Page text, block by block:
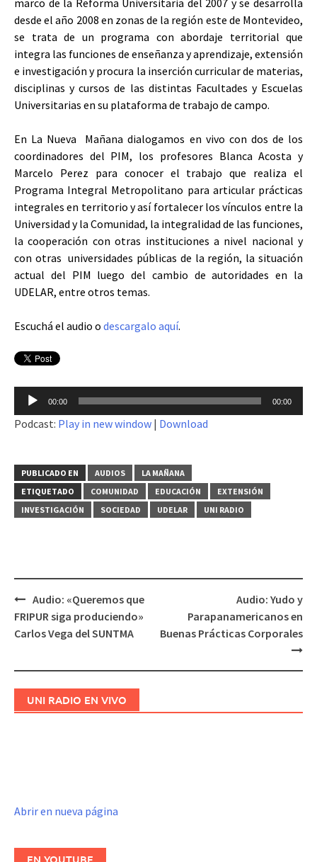
marco de la Reforma Universitaria del 2007 y se desarrolla
desde el año 2008 en zonas de la región este de Montevideo,
se trata de un programa con abordaje territorial que
integra las funciones de enseñanza y aprendizaje, extensión
e investigación y procura la inserción curricular de materias,
disciplinas y cursos de las distintas Facultades y Escuelas
Universitarias en su plataforma de trabajo de campo.
En La Nueva Mañana dialogamos en vivo con dos de los
coordinadores del PIM, los profesores Blanca Acosta y
Marcelo Perez para conocer el trabajo que realiza el
Programa Integral Metropolitano para articular prácticas
integrales en territorio y así fortalecer los vínculos entre la
Universidad y la Comunidad, la integralidad de las funciones,
la cooperación con otras instituciones a nivel nacional y
con otras universidades públicas de la región, la situación
actual del PIM luego del cambio de autoridades en la
UDELAR, entre otros temas.
Escuchá el audio o descargalo aquí.
Reproductor
de
audio
00:00 00:00
Podcast: Play in new window | Download
PUBLICADO EN AUDIOS
LA MAÑANA
ETIQUETADO
COMUNIDAD EDUCACIÓN
EXTENSIÓN
INVESTIGACIÓN
SOCIEDAD UDELAR UNI RADIO
Navegación
de
entradas
Audio: «Queremos que
FRIPUR siga produciendo»
Carlos Vega del SUNTMA
Audio: Yudo y
Parapanamericanos en
Buenas Prácticas Corporales
UNI RADIO EN VIVO
Abrir en nueva página
EN YOUTUBE